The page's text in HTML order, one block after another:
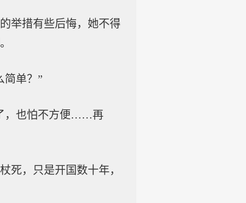
举措有些后悔，她不得
简单？”
，也怕不方便……再
死，只是开国数十年，